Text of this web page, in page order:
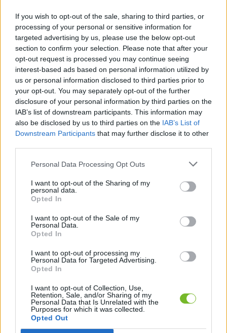
If you wish to opt-out of the sale, sharing to third parties, or
processing of your personal or sensitive information for
targeted advertising by us, please use the below opt-out
section to confirm your selection. Please note that after your
opt-out request is processed you may continue seeing
interest-based ads based on personal information utilized by
us or personal information disclosed to third parties prior to
your opt-out. You may separately opt-out of the further
disclosure of your personal information by third parties on the
IAB’s list of downstream participants. This information may
also be disclosed by us to third parties on the IAB’s List of
Downstream Participants that may further disclose it to other
Personal Data Processing Opt Outs
I want to opt-out of the Sharing of my
personal data.
Opted In
I want to opt-out of the Sale of my
Personal Data.
Opted In
I want to opt-out of processing my
Personal Data for Targeted Advertising.
Opted In
I want to opt-out of Collection, Use,
Retention, Sale, and/or Sharing of my
Personal Data that Is Unrelated with the
Purposes for which it was collected.
Opted Out
Odporúčané produkty
TFA500 Fonestar Prevodový…
319,00 €s DPH
Informácie o produkte Parametre
Riadiaca jednotka s USB/SD/MP3 prehrávačom, FM tunerom, Bluetooth pripojením a
diaľkovým ovládaním. LED displej zobrazuje číslo skladby. Obsahuje univerzálny
symetrický mikrofónny vstup (kombo konektor: XLR/Jack 6,3 mm). Dokáže nahradiť
riadiacu jednotku k rozhlasovej ústredni vďaka mikrofónemu vstupu. Má samostatnú
reguláciu hlasitosti a samostatné 2-pásmové korekcie prehrávača a mikrofónneho
vstupu. Je určený pre montáž do 19" racku, zaberie iba 1U. Obsahuje aj 1x AUX stereo
výstup (2x XLR), stereo nesymetrický výstup (2x jack 6,3 mm a 2x RCA).
Môže sa vám hodiť